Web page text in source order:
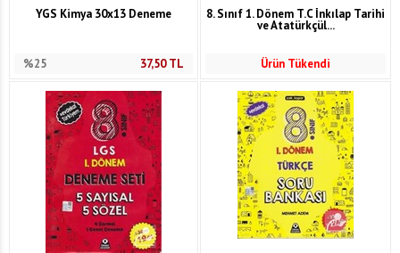
YGS Kimya 30x13 Deneme
%25 37,50TL
8. Sınıf 1. Dönem T.C İnkılap Tarihi
ve Atatürkçül...
Ürün Tükendi